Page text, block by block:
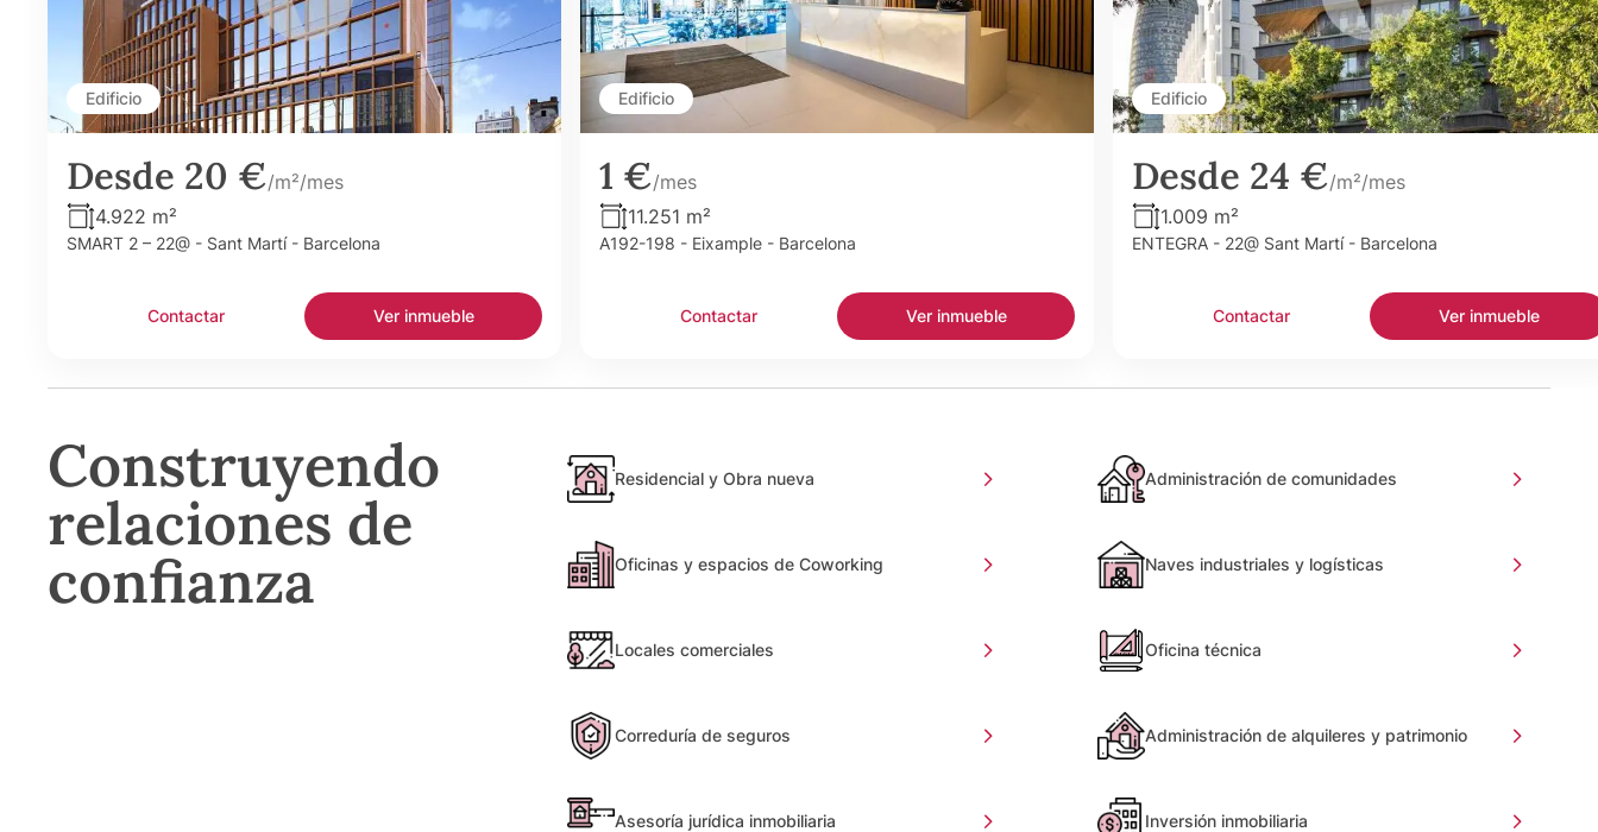
Edificio
Desde 20 €/m²/mes
4.922 m²
SMART 2 – 22@ - Sant Martí - Barcelona
Contactar Ver inmueble
Edificio
1 €/mes
11.251 m²
A192-198 - Eixample - Barcelona
Contactar Ver inmueble
Edificio
Desde 24 €/m²/mes
1.009 m²
ENTEGRA - 22@ Sant Martí - Barcelona
Contactar Ver inmueble
Construyendo
relaciones de
confianza
Residencial y Obra nueva Administración de comunidades
Oficinas y espacios de Coworking Naves industriales y logísticas
Locales comerciales Oficina técnica
Correduría de seguros Administración de alquileres y patrimonio
Asesoría jurídica inmobiliaria Inversión inmobiliaria